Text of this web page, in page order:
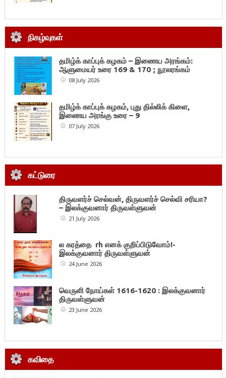
நிகழ்வுகள்
தமிழ்க் காப்புக் கழகம் – இணைய அரங்கம்:
ஆளுமையர் உரை 169 & 170 ; நூலரங்கம்
08 July 2026
தமிழ்க் காப்புக் கழகம், புது தில்லிக் கிளை,
இணைய அரங்கு உரை – 9
07 July 2026
கட்டுரை
திருவளர்ச் செல்வன், திருவளர்ச் செல்வி சரியா?
– இலக்குவனார் திருவள்ளுவன்
21 July 2026
ல கரத்தை rh எனக் குறிப்பிடுவோம்!-
இலக்குவனார் திருவள்ளுவன்
24 June 2026
வெருளி நோய்கள் 1616-1620 : இலக்குவனார்
திருவள்ளுவன்
23 June 2026
கவிதை